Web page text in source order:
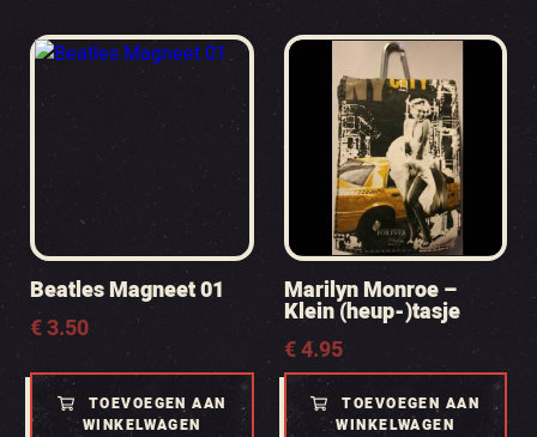
Beatles Magneet 01
€3.50
TOEVOEGEN AAN
WINKELWAGEN
Marilyn Monroe –
Klein (heup-)tasje
€4.95
TOEVOEGEN AAN
WINKELWAGEN